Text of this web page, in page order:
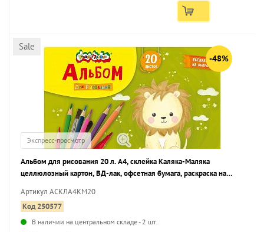
Sale
-48%
Экспресс-просмотр
Альбом для рисования 20 л. А4, склейка Каляка-Маляка
целлюлозный картон, ВД-лак, офсетная бумага, раскраска на
Артикул АСКЛА4КМ20
Код 250577
В наличии на центральном складе - 2 шт.